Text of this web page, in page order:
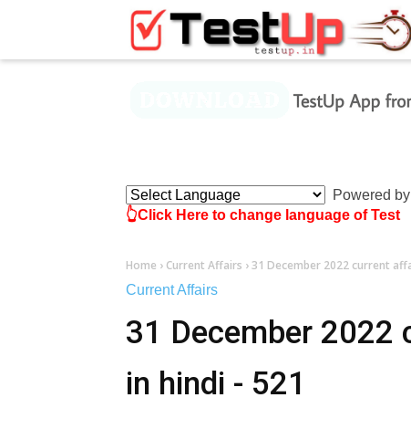
Powered by
👆Click Here to change language of Test
Home › Current Affairs ›31 December 2022 current
Current Affairs
31 December 2022
in hindi - 521